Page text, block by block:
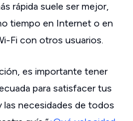
rápida suele ser mejor,
tiempo en Internet o en
Fi con otros usuarios.
es importante tener
para satisfacer tus
las necesidades de todos